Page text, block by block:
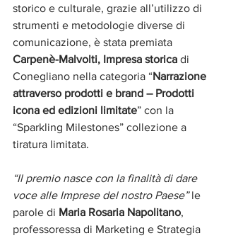
storico e culturale, grazie all’utilizzo di
strumenti e metodologie diverse di
comunicazione, è stata premiata
Carpenè-Malvolti, Impresa storica di
Conegliano nella categoria “Narrazione
attraverso prodotti e brand – Prodotti
icona ed edizioni limitate” con la
“Sparkling Milestones” collezione a
tiratura limitata.
“Il premio nasce con la finalità di dare
voce alle Imprese del nostro Paese” le
parole di Maria Rosaria Napolitano,
professoressa di Marketing e Strategia